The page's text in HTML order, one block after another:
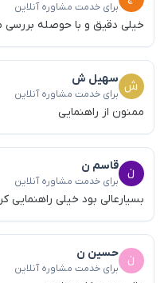
برای خدمت مشاوره آنلاین
خیلی دقیق و با حوصله
سهیل ش
برای خدمت مشاوره آنلاین
ممنون از راهنمایی
قاسم ن
برای خدمت مشاوره آنلاین
بسیارعالی بود خیلی راهنمایی
حسین ن
برای خدمت مشاوره آنلاین